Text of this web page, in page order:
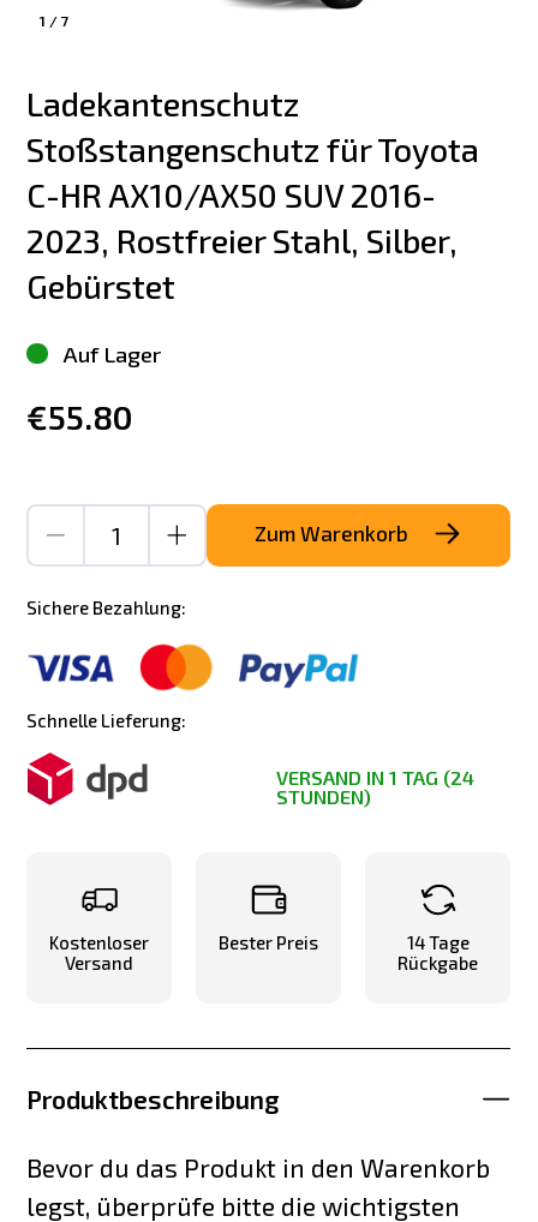
1 / 7
Ladekantenschutz
Stoßstangenschutz für Toyota
C-HR AX10/AX50 SUV 2016-
2023, Rostfreier Stahl, Silber,
Gebürstet
Auf Lager
€55.80
Zum Warenkorb
Sichere Bezahlung:
Schnelle Lieferung:
VERSAND IN 1 TAG (24
STUNDEN)
Kostenloser
Versand
Bester Preis
14 Tage
Rückgabe
Produktbeschreibung
Bevor du das Produkt in den Warenkorb
legst, überprüfe bitte die wichtigsten